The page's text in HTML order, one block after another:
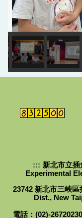
::: 新北市立
Experimental
23742 新北市三峽
Dist., New
電話：(02)-